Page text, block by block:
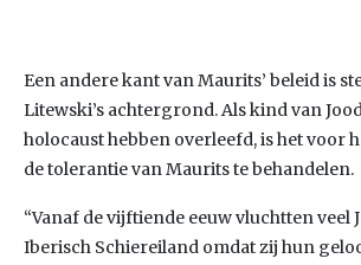
Een andere kant van Maurits’ beleid is
Litewski’s achtergrond. Als kind van
holocaust hebben overleefd, is het voor
de tolerantie van Maurits te behandelen.
“Vanaf de vijftiende eeuw vluchtten veel
Iberisch Schiereiland omdat zij hun